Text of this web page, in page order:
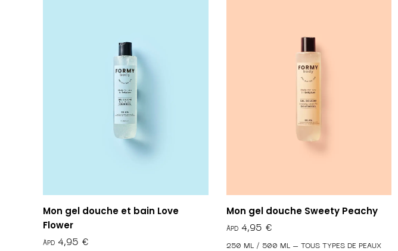
Mon gel douche et bain Love
Flower
€
Mon gel douche Sweety Peachy
€
250 ML / 500 ML – TOUS TYPES DE PEAUX